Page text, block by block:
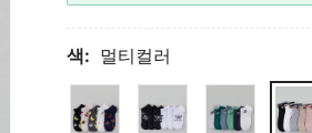
색: 멀티컬러